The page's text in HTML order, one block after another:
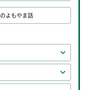
よもやま話